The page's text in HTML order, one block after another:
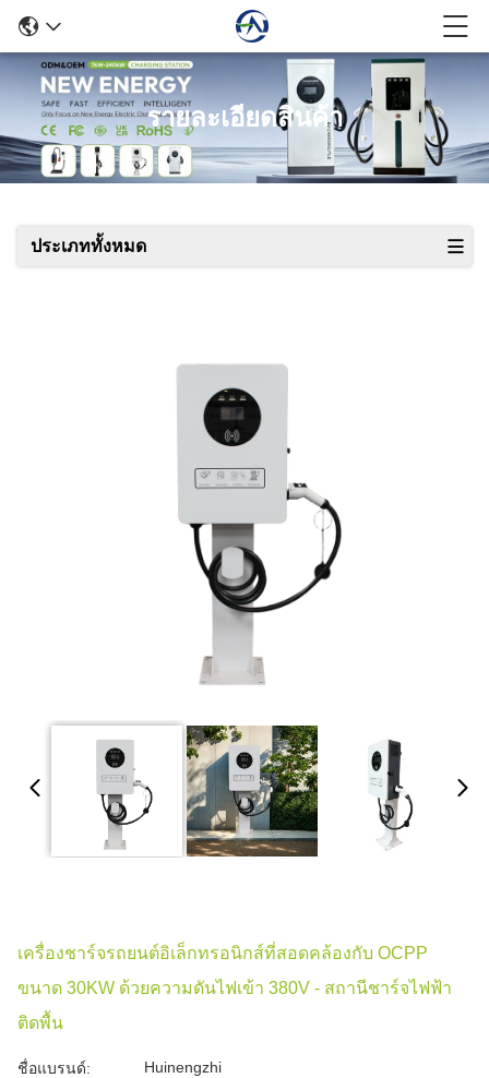
รายละเอียดสินค้า
ประเภททั้งหมด
เครื่องชาร์จรถยนต์อิเล็กทรอนิกส์ที่สอดคล้องกับ OCPP
ขนาด 30KW ด้วยความดันไฟเข้า 380V - สถานีชาร์จไฟฟ้า
ติดพื้น
ชื่อแบรนด์: Huinengzhi